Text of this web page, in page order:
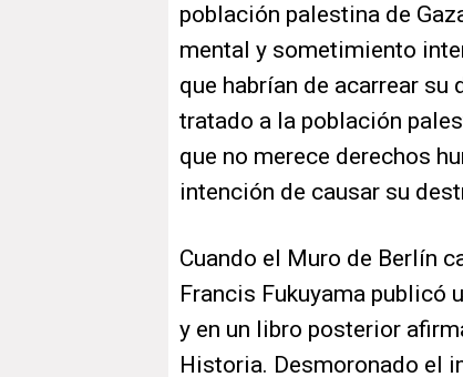
población palestina de
mental y sometimiento
que habrían de acarrear
tratado a la población
que no merece derechos
intención de causar su
Cuando el Muro de Berlín
Francis Fukuyama publicó
y en un libro posterior
Historia. Desmoronado el